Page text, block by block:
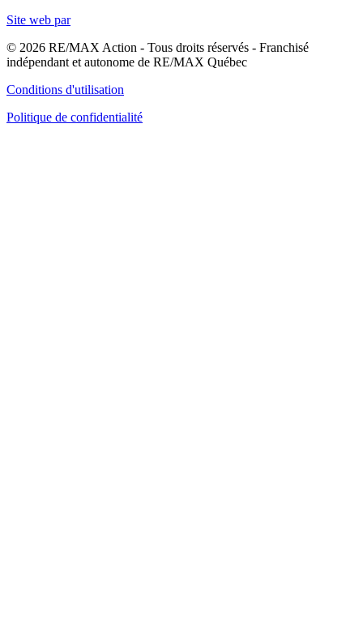
Site web par
© 2026 RE/MAX Action - Tous droits réservés - Franchisé
indépendant et autonome de RE/MAX Québec
Conditions d'utilisation
Politique de confidentialité